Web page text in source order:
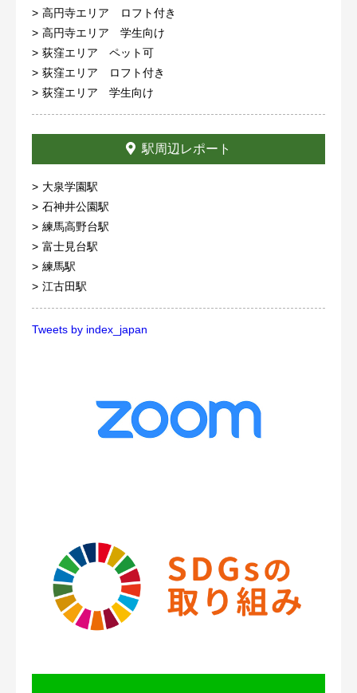
高円寺エリア ロフト付き
高円寺エリア 学生向け
荻窪エリア ペット可
荻窪エリア ロフト付き
荻窪エリア 学生向け
駅周辺レポート
大泉学園駅
石神井公園駅
練馬高野台駅
富士見台駅
練馬駅
江古田駅
Tweets by index_japan